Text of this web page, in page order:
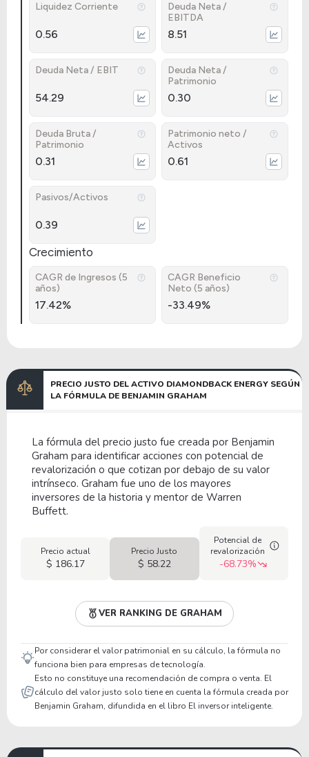
Liquidez Corriente
0.56
Deuda Neta /
EBITDA
8.51
Deuda Neta / EBIT
54.29
Deuda Neta /
Patrimonio
0.30
Deuda Bruta /
Patrimonio
0.31
Patrimonio neto /
Activos
0.61
Pasivos/Activos
0.39
Crecimiento
CAGR de Ingresos (5
años)
17.42%
CAGR Beneficio
Neto (5 años)
-33.49%
PRECIO JUSTO DEL ACTIVO DIAMONDBACK ENERGY SEGÚN
LA FÓRMULA DE BENJAMIN GRAHAM
La fórmula del precio justo fue creada por Benjamin
Graham para identificar acciones con potencial de
revalorización o que cotizan por debajo de su valor
intrínseco. Graham fue uno de los mayores
inversores de la historia y mentor de Warren
Buffett.
Precio actual
$ 186.17
Precio Justo
$ 58.22
Potencial de
revalorización
-68.73%
VER RANKING DE GRAHAM
Por considerar el valor patrimonial en su cálculo, la fórmula no
funciona bien para empresas de tecnología.
Esto no constituye una recomendación de compra o venta. El
cálculo del valor justo solo tiene en cuenta la fórmula creada por
Benjamin Graham, difundida en el libro El inversor inteligente.